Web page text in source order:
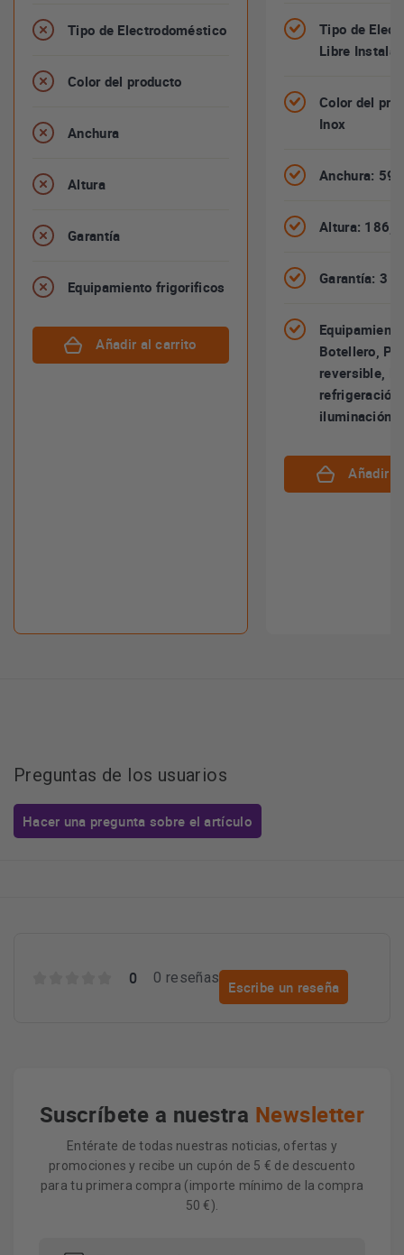
Tipo de Electrodoméstico
Color del producto
Anchura
Altura
Garantía
Equipamiento frigorificos
Añadir al carrito
Tipo de
Libre
Color del
Inox
Anchura:
Altura:
Garantía: 3
Botellero,
reversible,
iluminación
Añadir
Preguntas de los usuarios
Hacer una pregunta sobre el artículo
0 0 reseñas
Escribe un reseña
Suscríbete a nuestra Newsletter
Entérate de todas nuestras noticias, ofertas y
promociones y recibe un cupón de 5 € de descuento
para tu primera compra (importe mínimo de la compra
50 €).